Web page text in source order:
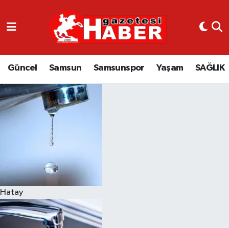
Güncel Samsun Samsunspor Yaşam SAĞLIK
Hatay
GÜNCEL
SAMSUN
SAMSUNSPOR
EKONOMİ
YAŞAM